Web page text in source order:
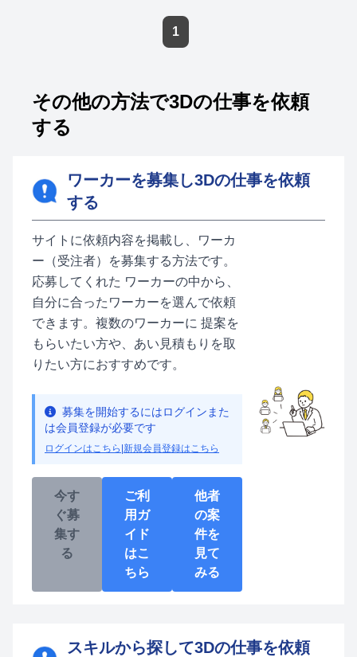
1
その他の方法で3Dの仕事を依頼
する
ワーカーを募集し3Dの仕事を依頼
する
サイトに依頼内容を掲載し、ワーカ
ー（受注者）を募集する方法です。
応募してくれた ワーカーの中から、
自分に合ったワーカーを選んで依頼
できます。複数のワーカーに 提案を
もらいたい方や、あい見積もりを取
りたい方におすすめです。
募集を開始するにはログインまた
は会員登録が必要です
ログインはこちら 新規会員登録はこちら
今す
ぐ募
集す
る
ご利
用ガ
イド
はこ
ちら
他者
の案
件を
見て
みる
スキルから探して3Dの仕事を依頼